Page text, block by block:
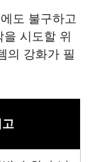
도 불구하고
시도할 위
의 강화가 필
고